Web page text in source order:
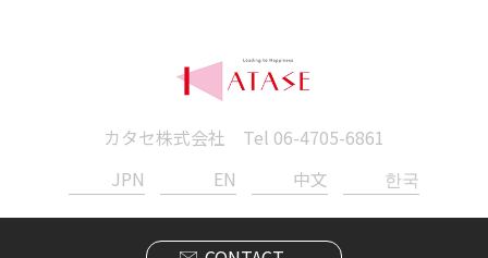
カタセ株式会社 Tel 06-4705-6861
JPN
EN 中文 한국